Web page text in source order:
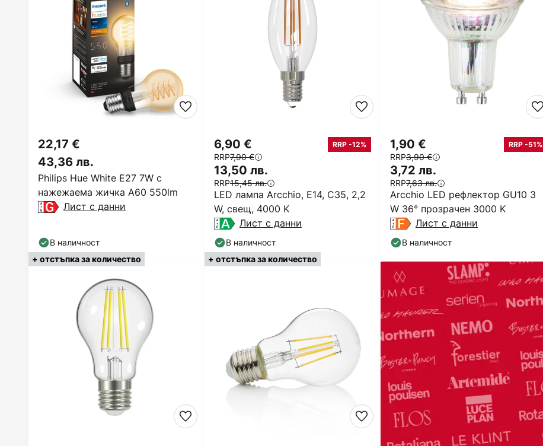
Philips Hue White E27 7W с
нажежаема жичка A60 550lm
22,17 €
43,36 лв.
Лист с данни
В наличност
LED лампа Arcchio, E14, C35, 2,2
W, свещ, 4000 K
6,90 € RRP -12%
RRP7,90 €
13,50 лв.
RRP15,45 лв.
Лист с данни
В наличност
Arcchio LED рефлектор GU10 3
W 36° прозрачен 3000 K
1,90 € RRP -51%
RRP3,90 €
3,72 лв.
RRP7,63 лв.
Лист с данни
В наличност
+ отстъпка за количество + отстъпка за количество